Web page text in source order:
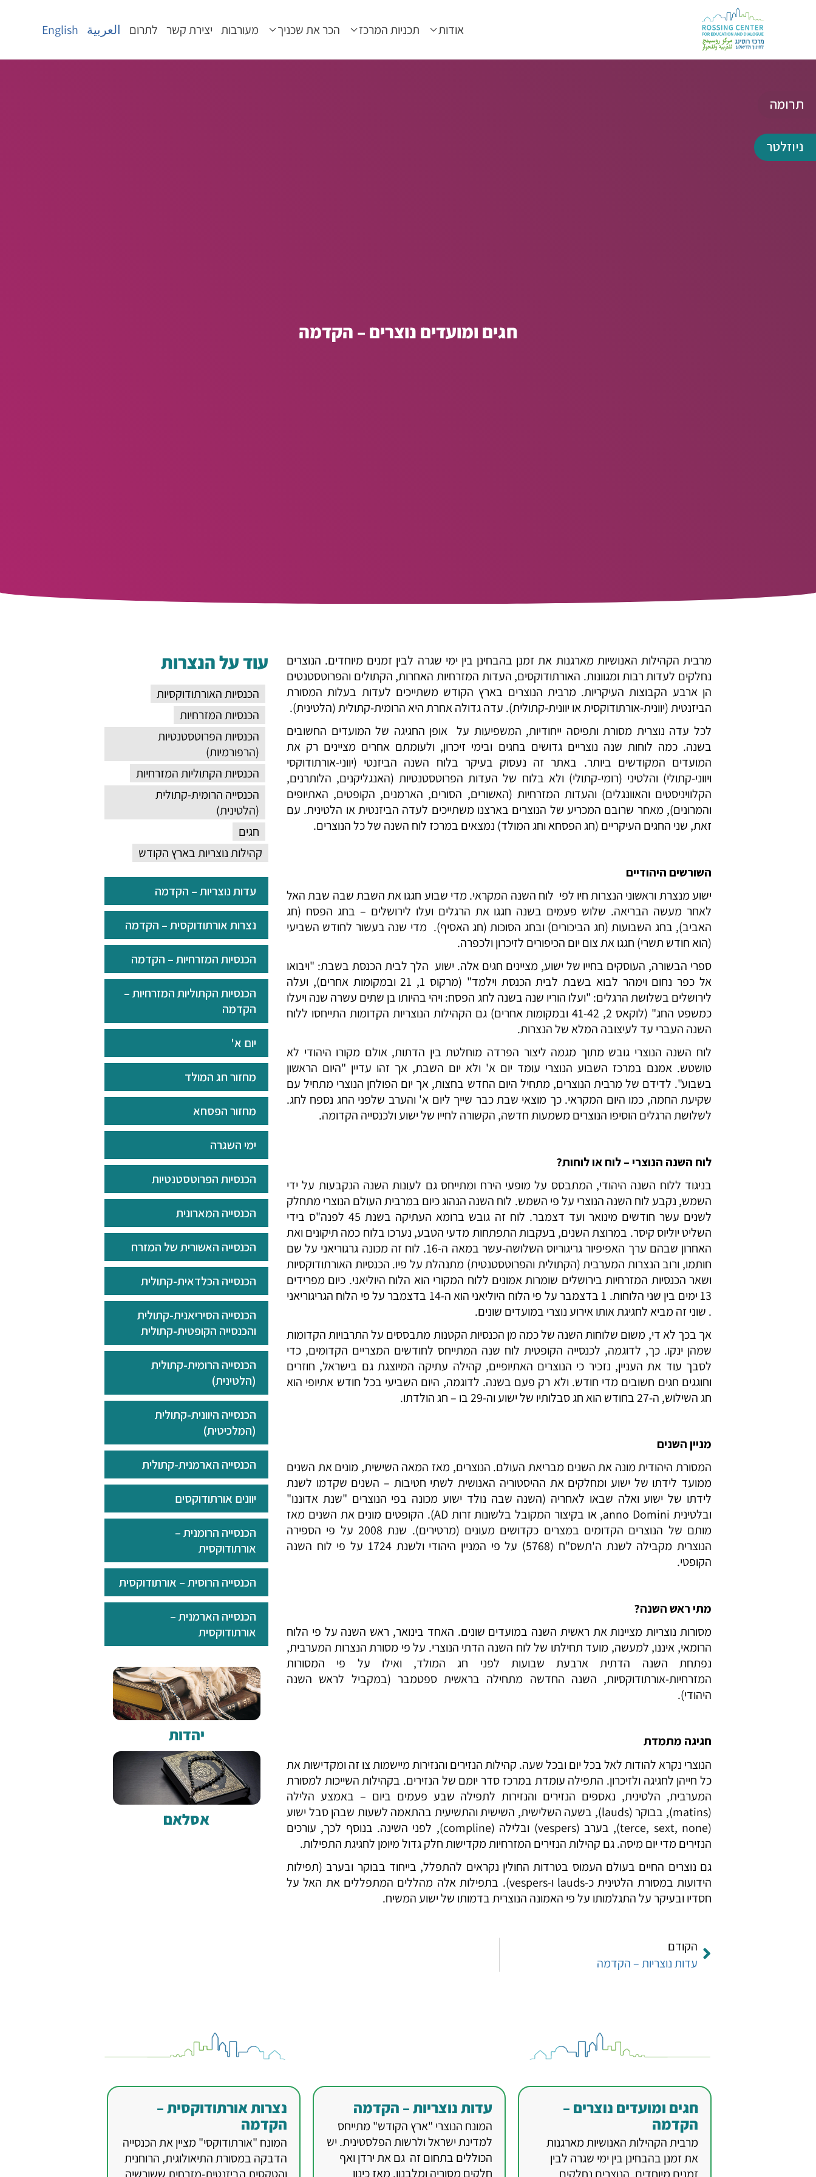
אודות תכניות המרכז הכר את שכניך מעורבות יצירת קשר לתרום العربية English
חגים ומועדים נוצרים – הקדמה
מרבית הקהילות האנושיות מארגנות את זמנן בהבחינן בין ימי שגרה לבין זמנים מיוחדים. הנוצרים
נחלקים לעדות רבות ומגוונות. האורתודוקסים, העדות המזרחיות האחרות, הקתולים והפרוטסטנטים
הן ארבע הקבוצות העיקריות. מרבית הנוצרים בארץ הקודש משתייכים לעדות בעלות המסורת
הביזנטית (יוונית-אורתודוקסית או יוונית-קתולית). עדה גדולה אחרת היא הרומית-קתולית (הלטינית).
לכל עדה נוצרית מסורת ותפיסה ייחודיות, המשפיעות על אופן החגיגה של המועדים החשובים
בשנה. כמה לוחות שנה נוצריים גדושים בחגים ובימי זיכרון, ולעומתם אחרים מציינים רק את
המועדים המקודשים ביותר. באתר זה נעסוק בעיקר בלוח השנה הביזנטי (יווני-אורתודוקסי
ויווני-קתולי) והלטיני (רומי-קתולי) ולא בלוח של העדות הפרוטסטנטיות (האנגליקנים, הלותרנים,
הקלוויניסטים והאוונגלים) והעדות המזרחיות (האשורים, הסורים, הארמנים, הקופטים, האתיופים
והמרונים), מאחר שרובם המכריע של הנוצרים בארצנו משתייכים לעדה הביזנטית או הלטינית. עם
זאת, שני החגים העיקריים (חג הפסחא וחג המולד) נמצאים במרכז לוח השנה של כל הנוצרים.
השורשים היהודיים
ישוע מנצרת וראשוני הנצרות חיו לפי לוח השנה המקראי. מדי שבוע חגגו את השבת שבה שבת האל
לאחר מעשה הבריאה. שלוש פעמים בשנה חגגו את הרגלים ועלו לירושלים – בחג הפסח (חג
האביב), בחג השבועות (חג הביכורים) ובחג הסוכות (חג האסיף). מדי שנה בעשור לחודש השביעי
(הוא חודש תשרי) חגגו את צום יום הכיפורים לזיכרון ולכפרה.
ספרי הבשורה, העוסקים בחייו של ישוע, מציינים חגים אלה. ישוע הלך לבית הכנסת בשבת: "ויבואו
אל כפר נחום וימהר לבוא בשבת לבית הכנסת וילמד" (מרקוס 1, 21 ובמקומות אחרים), ועלה
לירושלים בשלושת הרגלים: "ועלו הוריו שנה בשנה לחג הפסח: ויהי בהיותו בן שתים עשרה שנה ויעלו
כמשפט החג" (לוקאס 2, 41-42 ובמקומות אחרים) גם הקהילות הנוצריות הקדומות התייחסו ללוח
השנה העברי עד לעיצובה המלא של הנצרות.
לוח השנה הנוצרי גובש מתוך מגמה ליצור הפרדה מוחלטת בין הדתות, אולם מקורו היהודי לא
טושטש. אמנם במרכז השבוע הנוצרי עומד יום א' ולא יום השבת, אך זהו עדיין "היום הראשון
בשבוע". לדידם של מרבית הנוצרים, מתחיל היום החדש בחצות, אך יום הפולחן הנוצרי מתחיל עם
שקיעת החמה, כמו היום המקראי. כך מוצאי שבת כבר שייך ליום א' והערב שלפני החג נספח לחג.
לשלושת הרגלים הוסיפו הנוצרים משמעות חדשה, הקשורה לחייו של ישוע ולכנסייה הקדומה.
לוח השנה הנוצרי – לוח או לוחות?
בניגוד ללוח השנה היהודי, המתבסס על מופעי הירח ומתייחס גם לעונות השנה הנקבעות על ידי
השמש, נקבע לוח השנה הנוצרי על פי השמש. לוח השנה הנהוג כיום במרבית העולם הנוצרי מתחלק
לשנים עשר חודשים מינואר ועד דצמבר. לוח זה גובש ברומא העתיקה בשנת 45 לפנה"ס בידי
השליט יוליוס קיסר. במרוצת השנים, בעקבות התפתחות מדעי הטבע, נערכו בלוח כמה תיקונים ואת
האחרון שבהם ערך האפיפיור גריגוריוס השלושה-עשר במאה ה-16. לוח זה מכונה גרגוריאני על שם
חותמו, ורוב הנצרות המערבית (הקתולית והפרוטסטנטית) מתנהלת על פיו. הכנסיות האורתודוקסיות
ושאר הכנסיות המזרחיות בירושלים שומרות אמונים ללוח המקורי הוא הלוח היוליאני. כיום מפרידים
13 ימים בין שני הלוחות. 1 בדצמבר על פי הלוח היוליאני הוא ה-14 בדצמבר על פי הלוח הגריגוריאני
. שוני זה מביא לחגיגת אותו אירוע נוצרי במועדים שונים.
אך בכך לא די, משום שלוחות השנה של כמה מן הכנסיות הקטנות מתבססים על התרבויות הקדומות
שמהן ינקו. כך, לדוגמה, לכנסייה הקופטית לוח שנה המתייחס לחודשים המצריים הקדומים, כדי
לסבך עוד את העניין, נזכיר כי הנוצרים האתיופיים, קהילה עתיקה המיוצגת גם בישראל, חוזרים
וחוגגים חגים חשובים מדי חודש. ולא רק פעם בשנה. לדוגמה, היום השביעי בכל חודש אתיופי הוא
חג השילוש, ה-27 בחודש הוא חג סבלותיו של ישוע וה-29 בו – חג הולדתו.
מניין השנים
המסורת היהודית מונה את השנים מבריאת העולם. הנוצרים, מאז המאה השישית, מונים את השנים
ממועד לידתו של ישוע ומחלקים את ההיסטוריה האנושית לשתי חטיבות – השנים שקדמו לשנת
לידתו של ישוע ואלה שבאו לאחריה (השנה שבה נולד ישוע מכונה בפי הנוצרים "שנת אדוננו"
ובלטינית anno Domini, או בקיצור המקובל בלשונות זרות AD). הקופטים מונים את השנים מאז
מותם של הנוצרים הקדומים במצרים כקדושים מעונים (מרטירים). שנת 2008 על פי הספירה
הנוצרית מקבילה לשנת ה'תשס"ח (5768) על פי המניין היהודי ולשנת 1724 על פי לוח השנה
הקופטי.
מתי ראש השנה?
מסורות נוצריות מציינות את ראשית השנה במועדים שונים. האחד בינואר, ראש השנה על פי הלוח
הרומאי, איננו, למעשה, מועד תחילתו של לוח השנה הדתי הנוצרי. על פי מסורת הנצרות המערבית,
נפתחת השנה הדתית ארבעת שבועות לפני חג המולד, ואילו על פי המסורות
המזרחיות-אורתודוקסיות, השנה החדשה מתחילה בראשית ספטמבר (במקביל לראש השנה
היהודי).
חגיגה מתמדת
הנוצרי נקרא להודות לאל בכל יום ובכל שעה. קהילות הנזירים והנזירות מיישמות צו זה ומקדישות את
כל חייהן לחגיגה ולזיכרון. התפילה עומדת במרכז סדר יומם של הנזירים. בקהילות השייכות למסורת
המערבית, הלטינית, נאספים הנזירים והנזירות לתפילה שבע פעמים ביום – באמצע הלילה
(matins), בבוקר (lauds), בשעה השלישית, השישית והתשיעית בהתאמה לשעות שבהן סבל ישוע
(terce, sext, none), בערב (vespers) ובלילה (compline), לפני השינה. בנוסף לכך, עורכים
הנזירים מדי יום מיסה. גם קהילות הנזירים המזרחיות מקדישות חלק גדול מיומן לחגיגת התפילות.
גם נוצרים החיים בעולם העמוס בטרדות החולין נקראים להתפלל, בייחוד בבוקר ובערב (תפילות
הידועות במסורת הלטינית כ-lauds ו-vespers). בתפילות אלה מהללים המתפללים את האל על
חסדיו ובעיקר על התגלמותו על פי האמונה הנוצרית בדמותו של ישוע המשיח.
הקודם
עדות נוצריות – הקדמה
עוד על הנצרות
הכנסיות האורתודוקסיות
הכנסיות המזרחיות
הכנסיות הפרוטסטנטיות
(הרפורמיות)
הכנסיות הקתוליות המזרחיות
הכנסייה הרומית-קתולית
(הלטינית)
חגים
קהילות נוצריות בארץ הקודש
עדות נוצריות – הקדמה
נצרות אורתודוקסית – הקדמה
הכנסיות המזרחיות – הקדמה
הכנסיות הקתוליות המזרחיות –
הקדמה
יום א'
מחזור חג המולד
מחזור הפסחא
ימי השגרה
הכנסיות הפרוטסטנטיות
הכנסייה המארונית
הכנסייה האשורית של המזרח
הכנסייה הכלדאית-קתולית
הכנסייה הסיריאנית-קתולית
והכנסייה הקופטית-קתולית
הכנסייה הרומית-קתולית
(הלטינית)
הכנסייה היוונית-קתולית
(המלכיטית)
הכנסייה הארמנית-קתולית
יוונים אורתודוקסים
הכנסייה הרומנית –
אורתודוקסית
הכנסייה הרוסית – אורתודוקסית
הכנסייה הארמנית –
אורתודוקסית
יהדות
אסלאם
חגים ומועדים נוצרים –
הקדמה
מרבית הקהילות האנושיות מארגנות
את זמנן בהבחינן בין ימי שגרה לבין
עדות נוצריות – הקדמה
המונח הנוצרי "ארץ הקודש" מתייחס
למדינת ישראל ולרשות הפלסטינית. יש
הכוללים בתחום זה גם את ירדן ואף
חלקים מסוריה ומלבנון. מאז כינון
נצרות אורתודוקסית –
הקדמה
המונח "אורתודוקסי" מציין את הכנסייה
הדבקה במסורת התיאולוגית, הרוחנית
תרומה
ניוזלטר